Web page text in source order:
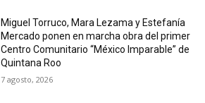
Miguel Torruco, Mara Lezama y Estefanía
Mercado ponen en marcha obra del primer
Centro Comunitario “México Imparable” de
Quintana Roo
7 agosto, 2026